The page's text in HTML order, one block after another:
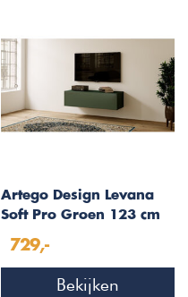
Artego Design Levana
Soft Pro Groen 123 cm
729,-
Bekijken